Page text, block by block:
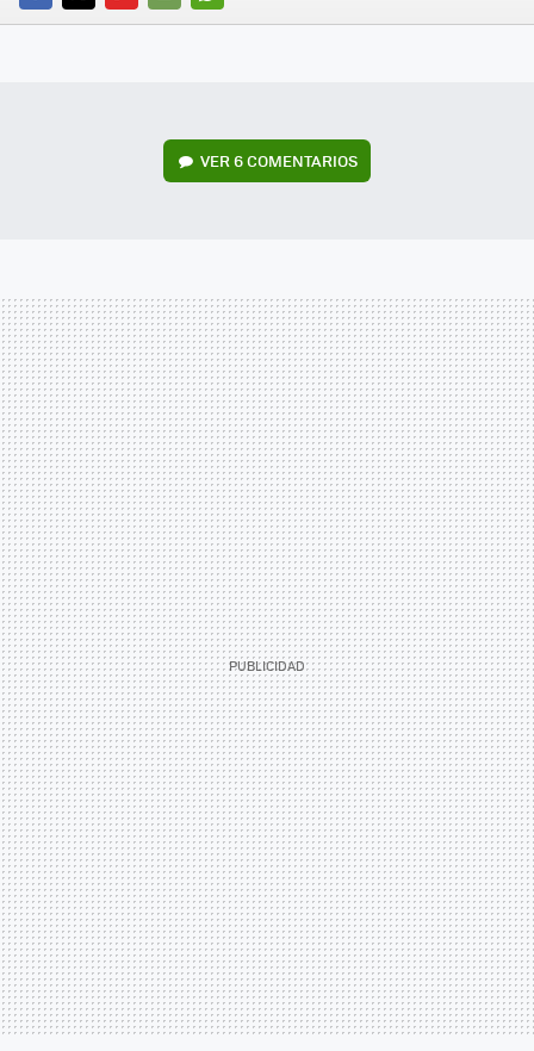
FACEBOOK
TWITTERFLIPBOARD
E-
WHATSAPP
VER 6 COMENTARIOS